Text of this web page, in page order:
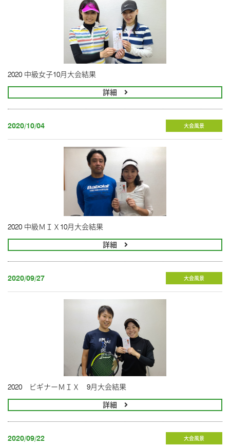
2020 中級女子10月大会結果
詳細
2020/10/04 大会風景
2020 中級ＭＩＸ10月大会結果
詳細
2020/09/27 大会風景
2020 ビギナーＭＩＸ 9月大会結果
詳細
2020/09/22 大会風景